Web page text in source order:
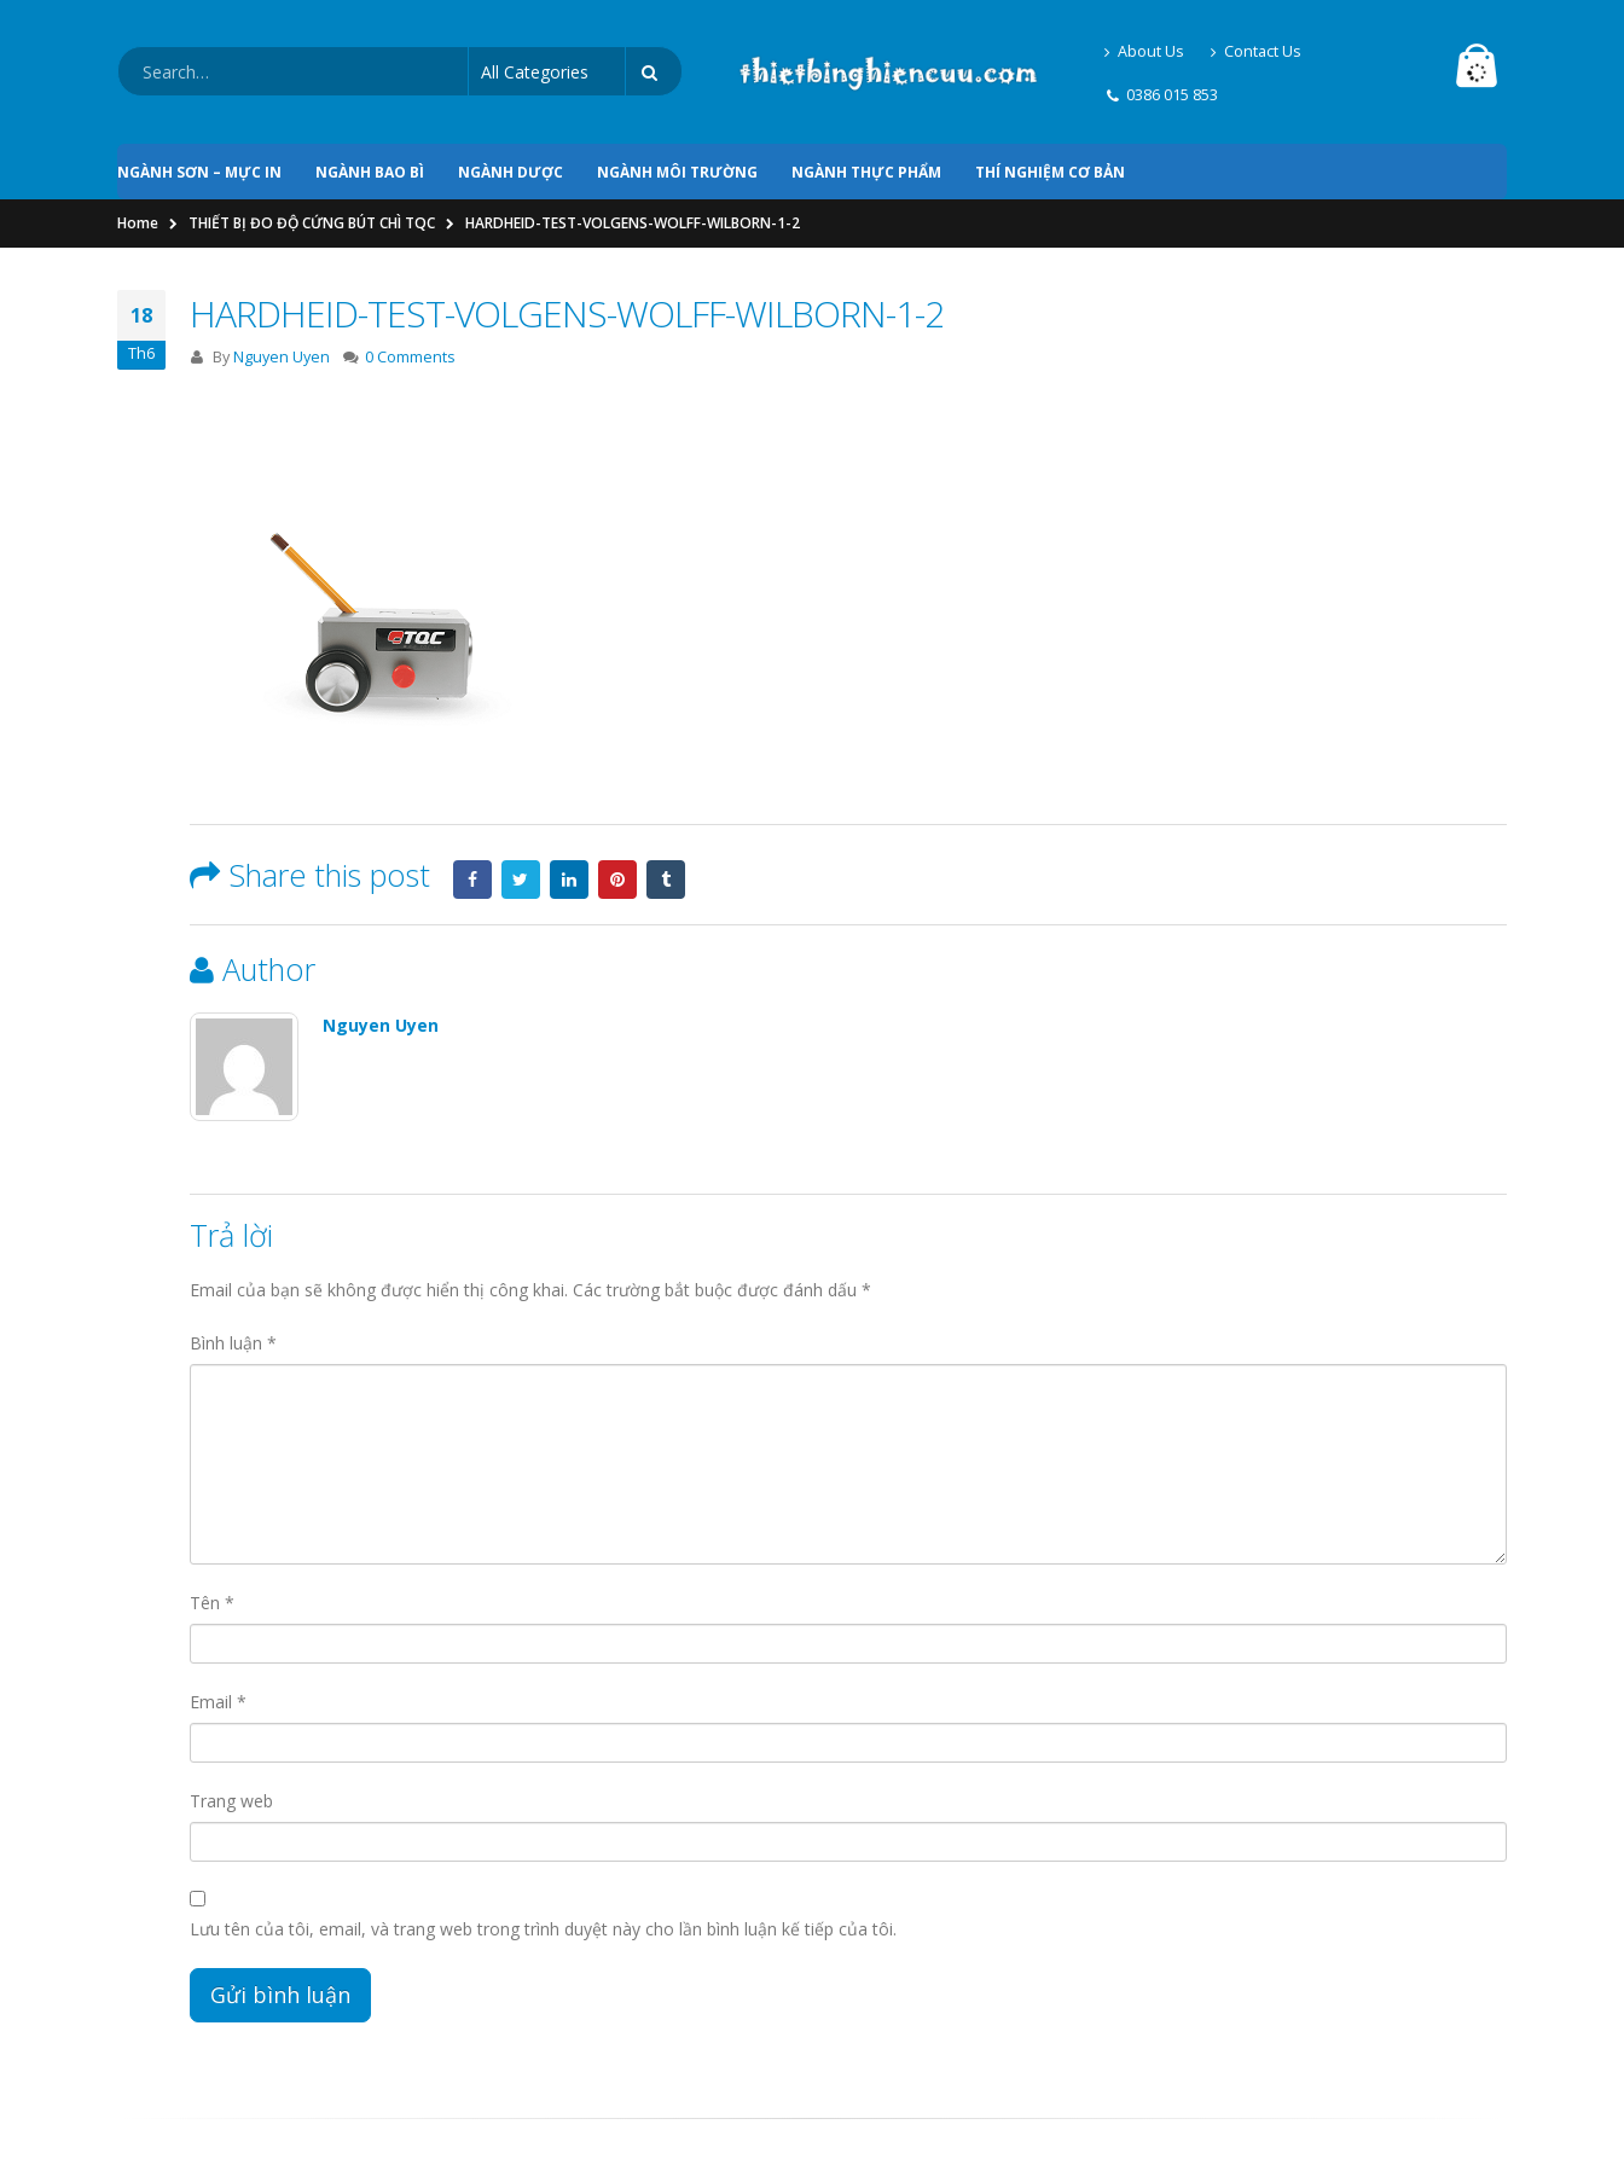
About Us Contact Us
0386 015 853
NGÀNH SƠN – MỰC IN NGÀNH BAO BÌ NGÀNH DƯỢC NGÀNH MÔI TRƯỜNG NGÀNH THỰC PHẨM THÍ NGHIỆM CƠ BẢN
Home THIẾT BỊ ĐO ĐỘ CỨNG BÚT CHÌ TQC HARDHEID-TEST-VOLGENS-WOLFF-WILBORN-1-2
18
Th6
HARDHEID-TEST-VOLGENS-WOLFF-WILBORN-1-2
ByNguyen Uyen 0 Comments
Share this post
Author
Nguyen Uyen
Trả lời
Email của bạn sẽ không được hiển thị công khai. Các trường bắt buộc được đánh dấu *
Bình luận *
Tên *
Email *
Trang web
Lưu tên của tôi, email, và trang web trong trình duyệt này cho lần bình luận kế tiếp của tôi.